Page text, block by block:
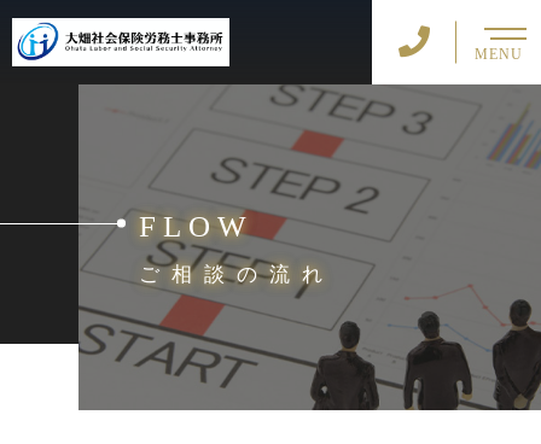
MENU
FLOW
ご相談の流れ